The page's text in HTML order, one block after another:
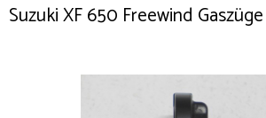
Suzuki XF 650 Freewind